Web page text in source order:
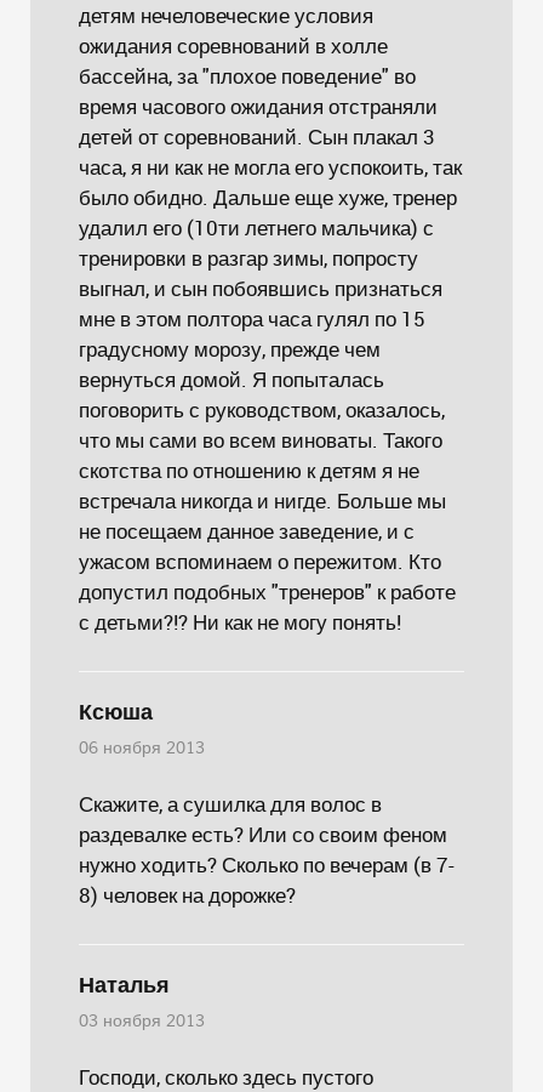
детям нечеловеческие условия
ожидания соревнований в холле
бассейна, за "плохое поведение" во
время часового ожидания отстраняли
детей от соревнований. Сын плакал 3
часа, я ни как не могла его успокоить, так
было обидно. Дальше еще хуже, тренер
удалил его (10ти летнего мальчика) с
тренировки в разгар зимы, попросту
выгнал, и сын побоявшись признаться
мне в этом полтора часа гулял по 15
градусному морозу, прежде чем
вернуться домой. Я попыталась
поговорить с руководством, оказалось,
что мы сами во всем виноваты. Такого
скотства по отношению к детям я не
встречала никогда и нигде. Больше мы
не посещаем данное заведение, и с
ужасом вспоминаем о пережитом. Кто
допустил подобных "тренеров" к работе
с детьми?!? Ни как не могу понять!
Ксюша
06 ноября 2013
Скажите, а сушилка для волос в
раздевалке есть? Или со своим феном
нужно ходить? Сколько по вечерам (в 7-
8) человек на дорожке?
Наталья
03 ноября 2013
Господи, сколько здесь пустого